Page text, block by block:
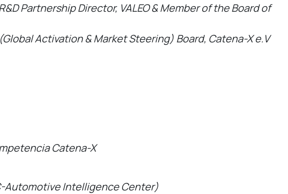
PartnershipDirector, VALEO &Member of theBoard of
Activation& MarketSteering) Board, Catena-Xe.V
Catena-X
Automotive Intelligence Center)